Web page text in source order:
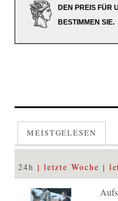
DEN PREIS FÜR
BESTIMMEN SIE.
MEISTGELESEN
24h letzte Woche